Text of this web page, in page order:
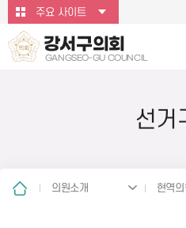
본문바로가기주요 사이트
강서구의회
GANGSEO-GU COUNCIL
선거
의원소개 현역